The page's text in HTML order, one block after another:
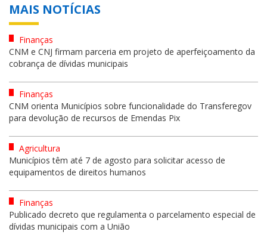
MAIS NOTÍCIAS
Finanças
CNM e CNJ firmam parceria em projeto de aperfeiçoamento da
cobrança de dívidas municipais
Finanças
CNM orienta Municípios sobre funcionalidade do Transferegov
para devolução de recursos de Emendas Pix
Agricultura
Municípios têm até 7 de agosto para solicitar acesso de
equipamentos de direitos humanos
Finanças
Publicado decreto que regulamenta o parcelamento especial de
dívidas municipais com a União